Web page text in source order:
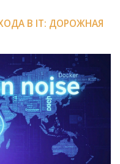
В IT: ДОРОЖНАЯ